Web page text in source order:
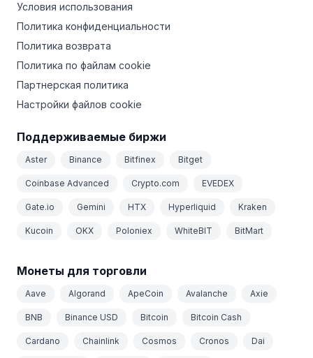
Условия использования
Политика конфиденциальности
Политика возврата
Политика по файлам cookie
Партнерская политика
Настройки файлов cookie
Поддерживаемые биржи
Aster Binance Bitfinex Bitget
Coinbase Advanced Crypto.com EVEDEX
Gate.io Gemini HTX Hyperliquid Kraken
Kucoin OKX Poloniex WhiteBIT BitMart
Монеты для торговли
Aave Algorand ApeCoin Avalanche Axie
BNB Binance USD Bitcoin Bitcoin Cash
Cardano Chainlink Cosmos Cronos Dai